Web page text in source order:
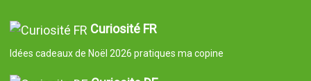
Curiosité FR
Idées cadeaux de Noël 2026 pratiques ma copine